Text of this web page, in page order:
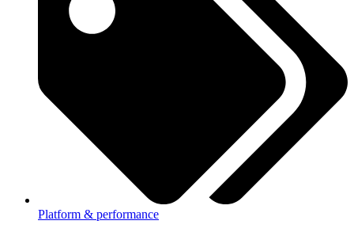
Platform & performance